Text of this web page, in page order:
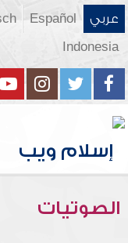
عربي Español
Indonesia
الصوتيات